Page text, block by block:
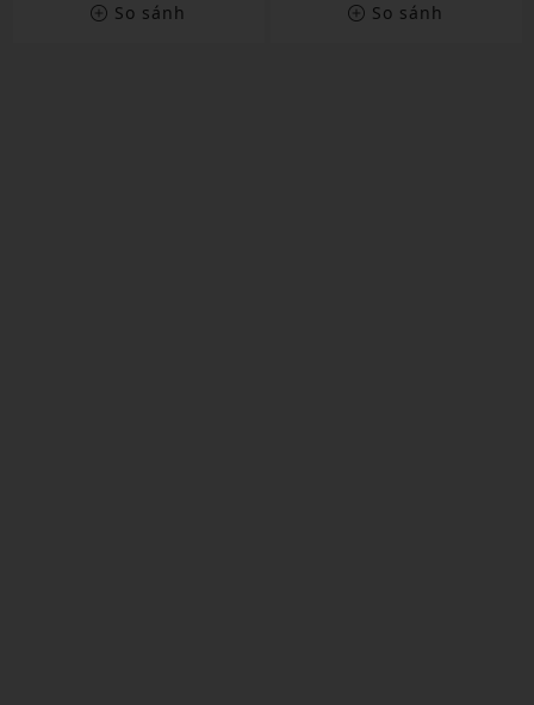
So sánh
So sánh